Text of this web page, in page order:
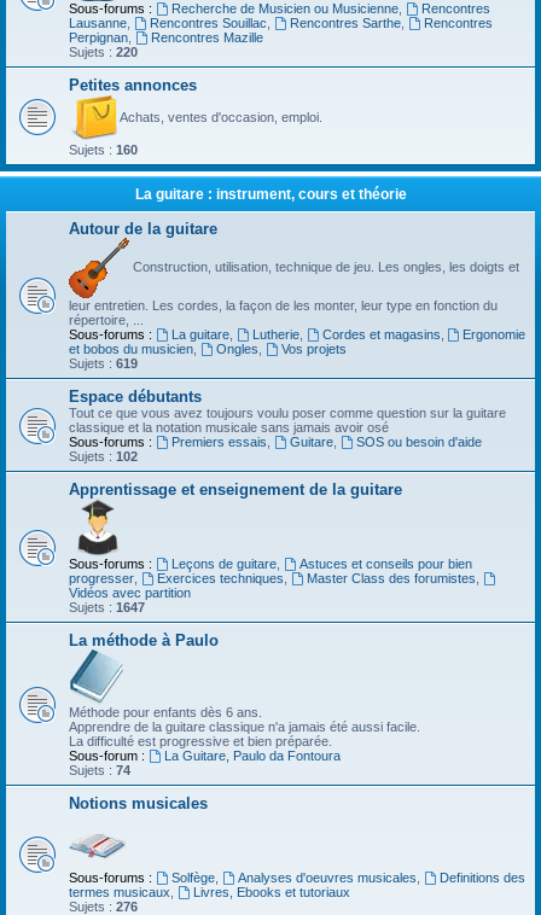
Sous-forums : Recherche de Musicien ou Musicienne,
Rencontres
Lausanne
Rencontres Souillac Rencontres Sarthe,
Rencontres
Perpignan
Rencontres Mazille
Sujets : 220
Petites annonces
Achats, ventes d'occasion, emploi.
Sujets : 160
La guitare : instrument, cours et théorie
Autour de la guitare
Construction, utilisation, technique de jeu. Les ongles, les doigts et
leur entretien. Les cordes, la façon de les monter, leur type en fonction du
répertoire, ...
Sous-forums :
La guitare, Lutherie, Cordes et magasins
Ergonomie
et bobos du musicien
Ongles
Vos projets
Sujets : 619
Espace débutants
Tout ce que vous avez toujours voulu poser comme question sur la guitare
classique et la notation musicale sans jamais avoir osé
Sous-forums :
Premiers essais Guitare,
SOS ou besoin d'aide
Sujets : 102
Apprentissage et enseignement de la guitare
Sous-forums : Leçons de guitare,
Astuces et conseils pour bien
progresser
Exercices techniques Master Class des forumistes
Vidéos avec partition
Sujets : 1647
La méthode à Paulo
Méthode pour enfants dès 6 ans.
Apprendre de la guitare classique n'a jamais été aussi facile.
La difficulté est progressive et bien préparée.
Sous-forum :
La Guitare, Paulo da Fontoura
Sujets : 74
Notions musicales
Sous-forums : Solfège, Analyses d'oeuvres musicales
Definitions des
termes musicaux
Livres, Ebooks et tutoriaux
Sujets : 276